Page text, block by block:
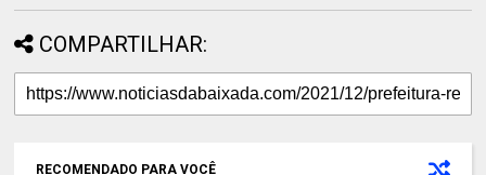
COMPARTILHAR:
RECOMENDADO PARA VOCÊ